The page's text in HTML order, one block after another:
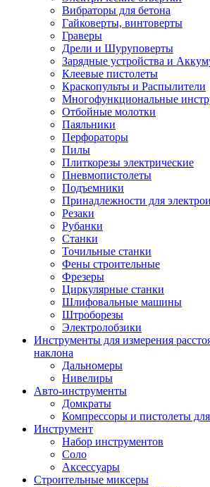
Вибраторы для бетона
Гайковерты, винтоверты
Граверы
Дрели и Шуруповерты
Зарядные устройства и
Клеевые пистолеты
Краскопульты и Распылители
Многофункциональные
Отбойные молотки
Паяльники
Перфораторы
Пилы
Плиткорезы электрические
Пневмопистолеты
Подъемники
Принадлежности для
Резаки
Рубанки
Станки
Точильные станки
Фены строительные
Фрезеры
Циркулярные станки
Шлифовальные машины
Штроборезы
Электролобзики
Инструменты для измерения
наклона
Дальномеры
Нивелиры
Авто-инструменты
Домкраты
Компрессоры и пистолеты
Инструмент
Набор инструментов
Соло
Аксессуары
Строительные миксеры